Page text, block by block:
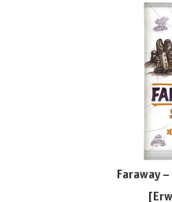
Faraway